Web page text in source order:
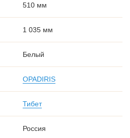
510 мм
1 035 мм
Белый
OPADIRIS
Тибет
Россия